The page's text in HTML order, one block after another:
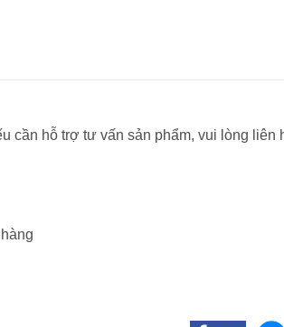
cần hỗ trợ tư vấn sản phẩm, vui lòng liên